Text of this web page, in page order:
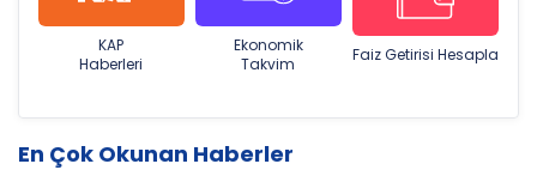
KAP
Haberleri
Ekonomik
Takvim
Faiz Getirisi Hesapla
En Çok Okunan Haberler